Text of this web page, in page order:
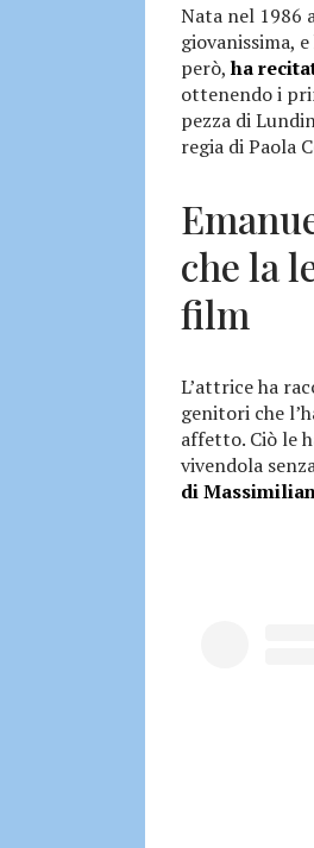
Nata nel 1986
giovanissima,
però,ha
ottenendo i
pezza di
regia di Paola
che la
film
L’attrice ha
genitori che
affetto. Ciò le
vivendola
di